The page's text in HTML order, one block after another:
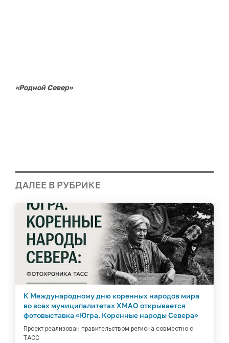
«Родной Север»
ДАЛЕЕ В РУБРИКЕ
К Международному дню коренных народов мира
во всех муниципалитетах ХМАО открывается
фотовыставка «Югра. Коренные народы Севера»
Проект реализован правительством региона совместно с
ТАСС